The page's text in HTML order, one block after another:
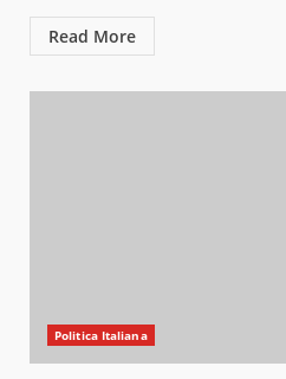
Read More
Politica Italiana